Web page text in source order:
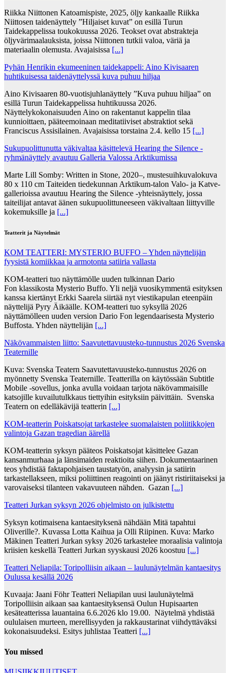
Riikka Niittonen Katoamispiste, 2025, öljy kankaalle Riikka
Niittosen taidenäyttely ”Hiljaiset kuvat” on esillä Turun
Taidekappelissa toukokuussa 2026. Teokset ovat abstrakteja
öljyvärimaalauksista, joissa Niittonen tutkii valoa, väriä ja
materiaalin olemusta. Avajaisissa [...]
Pyhän Henrikin ekumeeninen taidekappeli: Aino Kivisaaren
huhtikuisessa taidenäyttelyssä kuva puhuu hiljaa
Aino Kivisaaren 80-vuotisjuhlanäyttely ”Kuva puhuu hiljaa” on
esillä Turun Taidekappelissa huhtikuussa 2026.
Näyttelykokonaisuuden Aino on rakentanut kappelin tilaa
kunnioittaen, pääteemoinaan meditatiiviset abstraktiot sekä
Franciscus Assisilainen. Avajaisissa torstaina 2.4. kello 15 [...]
Sukupuolittunutta väkivaltaa käsittelevä Hearing the Silence -
ryhmänäyttely avautuu Galleria Valossa Arktikumissa
Marte Lill Somby: Written in Stone, 2020–, mustesuihkuvalokuva
80 x 110 cm Taiteiden tiedekunnan Arktikum-talon Valo- ja Katve-
gallerioissa avautuu Hearing the Silence -yhteisnäyttely, jossa
taiteilijat antavat äänen sukupuolittuneeseen väkivaltaan liittyville
kokemuksille ja [...]
Teatterit ja Näytelmät
KOM TEATTERI: MYSTERIO BUFFO – Yhden näyttelijän
fyysistä komiikkaa ja armotonta satiiria vallasta
KOM-teatteri tuo näyttämölle uuden tulkinnan Dario
Fon klassikosta Mysterio Buffo. Yli neljä vuosikymmentä esityksen
kanssa kiertänyt Erkki Saarela siirtää nyt viestikapulan eteenpäin
näyttelijä Pyry Äikäälle. KOM-teatteri tuo syksyllä 2026
näyttämölleen uuden version Dario Fon legendaarisesta Mysterio
Buffosta. Yhden näyttelijän [...]
Näkövammaisten liitto: Saavutettavuusteko-tunnustus 2026 Svenska
Teaternille
Kuva: Svenska Teatern Saavutettavuusteko-tunnustus 2026 on
myönnetty Svenska Teaternille. Teatterilla on käytössään Subtitle
Mobile -sovellus, jonka avulla voidaan tarjota näkövammaisille
katsojille kuvailutulkkaus tiettyihin esityksiin päivittäin. Svenska
Teatern on edelläkävijä teatterin [...]
KOM-teatterin Poiskatsojat tarkastelee suomalaisten poliitikkojen
valintoja Gazan tragedian äärellä
KOM-teatterin syksyn pääteos Poiskatsojat käsittelee Gazan
kansanmurhaaa ja länsimaiden reaktioita siihen. Dokumentaarinen
teos yhdistää faktapohjaisen taustatyön, analyysin ja satiirin
tarkastellakseen, miksi poliittinen reagointi on jäänyt ristiriitaiseksi ja
varovaiseksi tilanteen vakavuuteen nähden. Gazan [...]
Teatteri Jurkan syksyn 2026 ohjelmisto on julkistettu
Syksyn kotimaisena kantaesityksenä nähdään Mitä tapahtui
Oliverille?. Kuvassa Lotta Kaihua ja Olli Riipinen. Kuva: Marko
Mäkinen Teatteri Jurkan syksy 2026 tarkastelee moraalisia valintoja
kriisien keskellä Teatteri Jurkan syyskausi 2026 koostuu [...]
Teatteri Neliapila: Toripolliisin aikaan – laulunäytelmän kantaesitys
Oulussa kesällä 2026
Kuvaaja: Jaani Föhr Teatteri Neliapilan uusi laulunäytelmä
Toripolliisin aikaan saa kantaesityksensä Oulun Hupisaarten
kesäteatterissa lauantaina 6.6.2026 klo 19.00. Näytelmä yhdistää
oululaisen murteen, merellisyyden ja rakkaustarinat viihdyttäväksi
kokonaisuudeksi. Esitys juhlistaa Teatteri [...]
You missed